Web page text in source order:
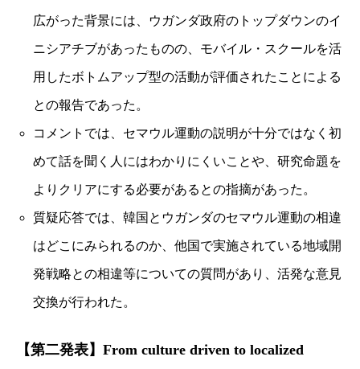
広がった背景には、ウガンダ政府のトップダウンのイ
ニシアチブがあったものの、モバイル・スクールを活
用したボトムアップ型の活動が評価されたことによる
との報告であった。
コメントでは、セマウル運動の説明が十分ではなく初
めて話を聞く人にはわかりにくいことや、研究命題を
よりクリアにする必要があるとの指摘があった。
質疑応答では、韓国とウガンダのセマウル運動の相違
はどこにみられるのか、他国で実施されている地域開
発戦略との相違等についての質問があり、活発な意見
交換が行われた。
【第二発表】From culture driven to localized